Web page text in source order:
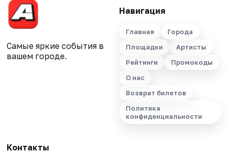
Самые яркие события в
вашем городе.
Навигация
Главная
Города
Площадки
Артисты
Рейтинги
Промокоды
О нас
Возврат билетов
Политика
конфиденциальности
Контакты